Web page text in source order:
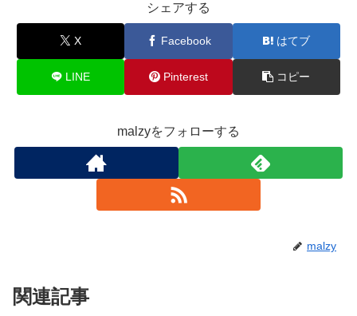
シェアする
X Facebook はてブ
LINE Pinterest コピー
malzyをフォローする
malzy
関連記事